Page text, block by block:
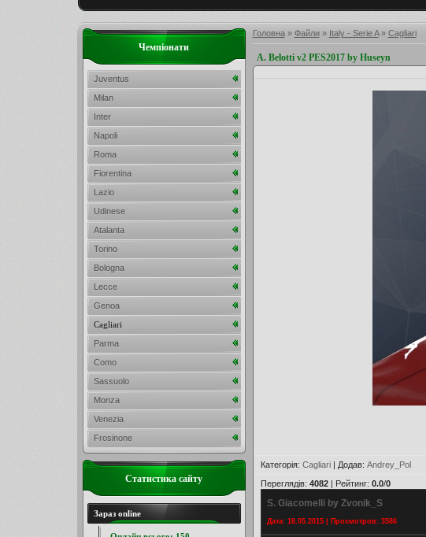
Головна» Файли» Italy - Serie A» Cagliari
A. Belotti v2 PES2017 by Huseyn
Категорія: Cagliari| Додав: Andrey_Pol
Переглядів: 4082| Рейтинг: 0.0/0
S. Giacomelli by Zvonik_S
Дата: 18.05.2015 | Просмотров: 3586
Чемпіонати
Juventus
Milan
Inter
Napoli
Roma
Fiorentina
Lazio
Udinese
Atalanta
Torino
Bologna
Lecce
Genoa
Cagliari
Parma
Como
Sassuolo
Monza
Venezia
Frosinone
Статистика сайту
Зараз online